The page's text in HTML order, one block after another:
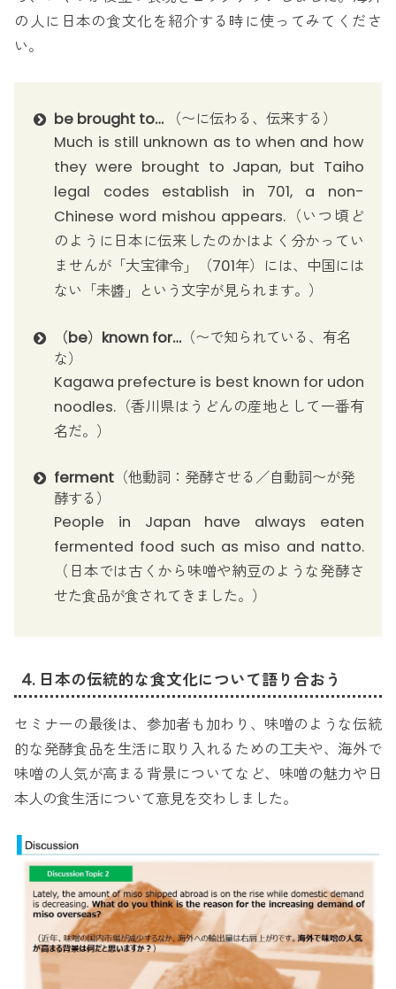
の人に日本の食文化を紹介する時に使ってみてくださ
い。
be brought to… （〜に伝わる、伝来する）
Much is still unknown as to when and how
they were brought to Japan, but Taiho
legal codes establish in 701, a non-
Chinese word mishou appears.（いつ頃ど
のように日本に伝来したのかはよく分かってい
ませんが「大宝律令」（701年）には、中国には
ない「未醬」という文字が見られます。）
（be）known for… （〜で知られている、有名
な）
Kagawa prefecture is best known for udon
noodles.（香川県はうどんの産地として一番有
名だ。）
ferment （他動詞：発酵させる／自動詞〜が発
酵する）
People in Japan have always eaten
fermented food such as miso and natto.
（日本では古くから味噌や納豆のような発酵さ
せた食品が食されてきました。）
4. 日本の伝統的な食文化について語り合おう
セミナーの最後は、参加者も加わり、味噌のような伝統
的な発酵食品を生活に取り入れるための工夫や、海外で
味噌の人気が高まる背景についてなど、味噌の魅力や日
本人の食生活について意見を交わしました。